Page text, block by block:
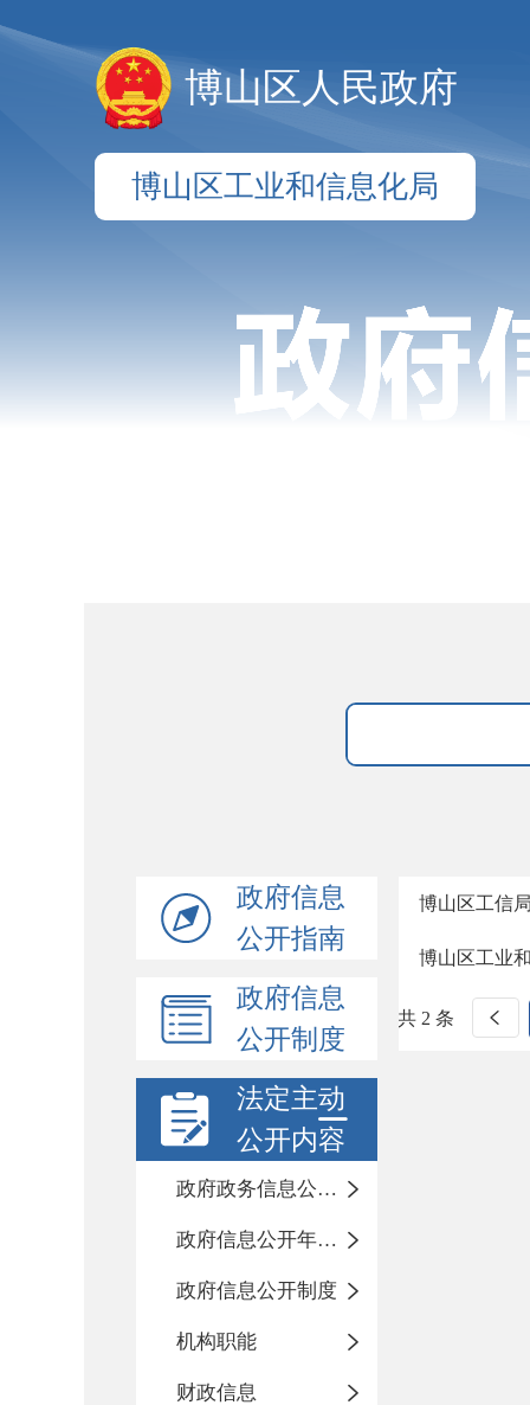
博山区人民政府
博山区工业和信息化局
政府信息
公开指南
政府信息
公开制度
法定主动
公开内容
政府政务信息公开目录
政府信息公开年度报告
政府信息公开制度
机构职能
财政信息
博山区工信
博山区工业
共 2 条